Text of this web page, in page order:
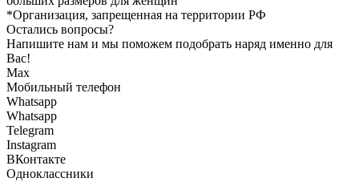
*Организация, запрещенная на территории РФ
Остались вопросы?
Напишите нам и мы поможем подобрать наряд именно для
Вас!
Max
Мобильный телефон
Whatsapp
Whatsapp
Telegram
Instagram
ВКонтакте
Одноклассники